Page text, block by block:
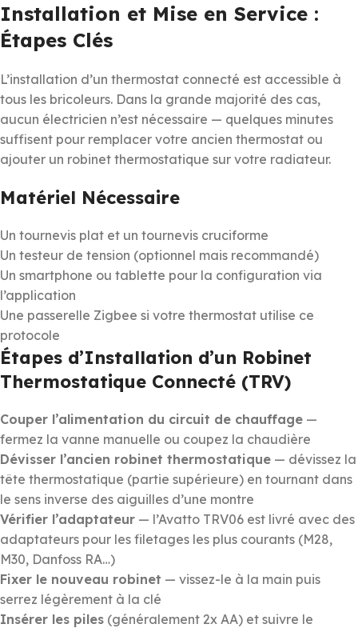
Installation et Mise en Service :
Étapes Clés
L’installation d’un thermostat connecté est accessible à
tous les bricoleurs. Dans la grande majorité des cas,
aucun électricien n’est nécessaire — quelques minutes
suffisent pour remplacer votre ancien thermostat ou
ajouter un robinet thermostatique sur votre radiateur.
Matériel Nécessaire
Un tournevis plat et un tournevis cruciforme
Un testeur de tension (optionnel mais recommandé)
Un smartphone ou tablette pour la configuration via
l’application
Une passerelle Zigbee si votre thermostat utilise ce
protocole
Étapes d’Installation d’un Robinet
Thermostatique Connecté (TRV)
Couper l’alimentation du circuit de chauffage —
fermez la vanne manuelle ou coupez la chaudière
Dévisser l’ancien robinet thermostatique — dévissez la
tête thermostatique (partie supérieure) en tournant dans
le sens inverse des aiguilles d’une montre
Vérifier l’adaptateur — l’Avatto TRV06 est livré avec des
adaptateurs pour les filetages les plus courants (M28,
M30, Danfoss RA…)
Fixer le nouveau robinet — vissez-le à la main puis
serrez légèrement à la clé
Insérer les piles (généralement 2x AA) et suivre le